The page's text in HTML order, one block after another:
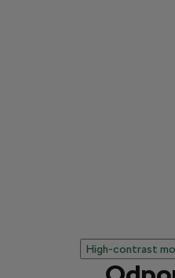
High-contrast